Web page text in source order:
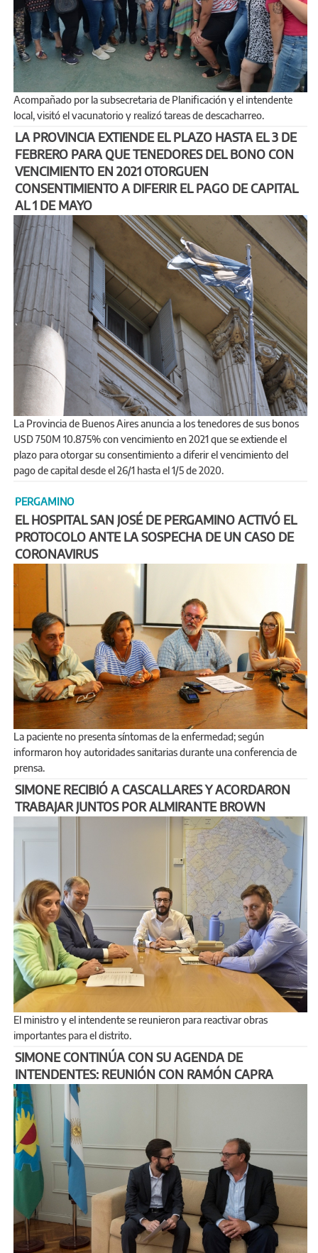
Acompañado por la subsecretaria de Planificación y el intendente
local, visitó el vacunatorio y realizó tareas de descacharreo.
LA PROVINCIA EXTIENDE EL PLAZO HASTA EL 3 DE
FEBRERO PARA QUE TENEDORES DEL BONO CON
VENCIMIENTO EN 2021 OTORGUEN
CONSENTIMIENTO A DIFERIR EL PAGO DE CAPITAL
AL 1 DE MAYO
La Provincia de Buenos Aires anuncia a los tenedores de sus bonos
USD 750M 10.875% con vencimiento en 2021 que se extiende el
plazo para otorgar su consentimiento a diferir el vencimiento del
pago de capital desde el 26/1 hasta el 1/5 de 2020.
PERGAMINO
EL HOSPITAL SAN JOSÉ DE PERGAMINO ACTIVÓ EL
PROTOCOLO ANTE LA SOSPECHA DE UN CASO DE
CORONAVIRUS
La paciente no presenta síntomas de la enfermedad; según
informaron hoy autoridades sanitarias durante una conferencia de
prensa.
SIMONE RECIBIÓ A CASCALLARES Y ACORDARON
TRABAJAR JUNTOS POR ALMIRANTE BROWN
El ministro y el intendente se reunieron para reactivar obras
importantes para el distrito.
SIMONE CONTINÚA CON SU AGENDA DE
INTENDENTES: REUNIÓN CON RAMÓN CAPRA